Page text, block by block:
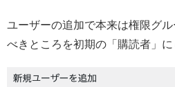
ユーザーの追加で本来は権限グ
べきところを初期の「購読者」